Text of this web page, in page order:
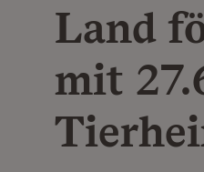
Land
mit